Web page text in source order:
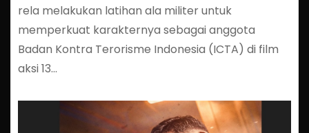
rela melakukan latihan ala militer untuk
memperkuat karakternya sebagai anggota
Badan Kontra Terorisme Indonesia (ICTA) di film
aksi 13…